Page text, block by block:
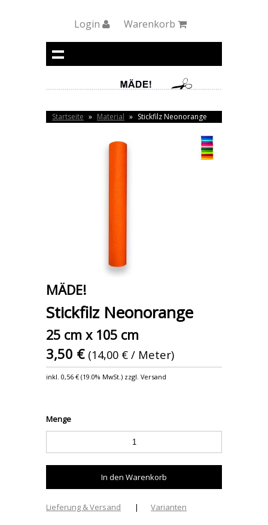
Login Warenkorb
Startseite » Material » Stickfilz Neonorange
MÄDE!
Stickfilz Neonorange
25 cm x 105 cm
3,50 € (14,00 € / Meter)
inkl.0,56 € (19.0% MwSt.) zzgl. Versand
Menge
Lieferung & Versand | Varianten